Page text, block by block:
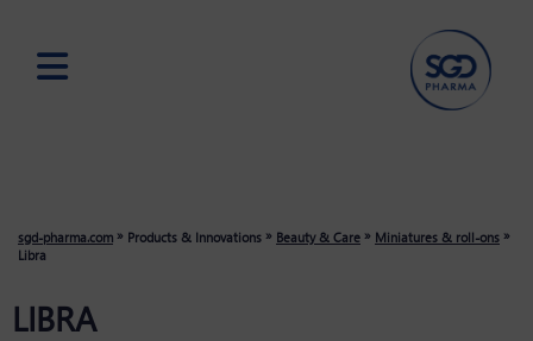
sgd-pharma.com » Products & Innovations » Beauty & Care » Miniatures & roll-ons »
Libra
LIBRA